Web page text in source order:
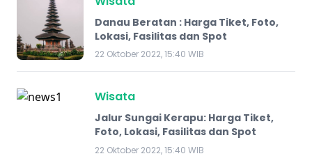
Danau Beratan : Harga Tiket, Foto,
Lokasi, Fasilitas dan Spot
22 Oktober 2022, 15:40 WIB
Wisata
Jalur Sungai Kerapu: Harga Tiket,
Foto, Lokasi, Fasilitas dan Spot
22 Oktober 2022, 15:40 WIB